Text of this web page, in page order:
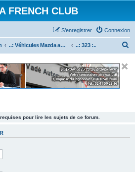
FRENCH CLUB
Connexion
S’enregistrer
..: Véhicules Mazda ancien (<2003) :.. ..: 323 :..
e
pour lire les sujets de ce forum.